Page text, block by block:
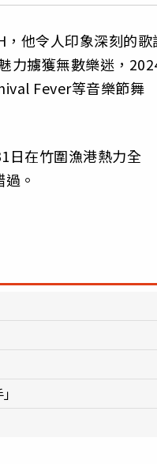
他令人印象深刻的歌
力擄獲無數樂迷，
Fever等音樂節舞
日在竹圍漁港熱力全
。